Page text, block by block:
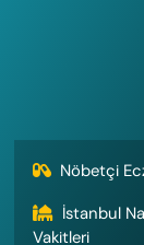
Nöbetçi
İstanbul
Vakitleri